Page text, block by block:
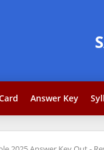
Answer Key